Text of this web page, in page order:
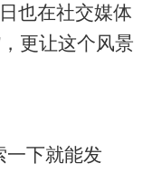
也在社交媒体
更让这个风景
下就能发